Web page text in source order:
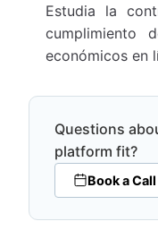
Estudia la
cumplimiento
económicos en
Questions
platform fit?
Book a Call